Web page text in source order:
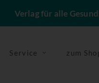
Verlag für alle
Service zum